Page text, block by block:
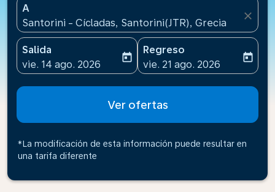
A
Santorini - Cícladas, Santorini(JTR), Grecia
close
Salida
fc-booking-departure-date-aria-label
vie. 14 ago. 2026
today
Regreso
fc-booking-return-date-
vie. 21 ago. 2026
today
Ver ofertas
*La modificación de esta información puede resultar en
una tarifa diferente